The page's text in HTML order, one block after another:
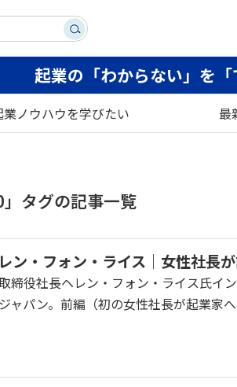
起業の「わからない」を
業ノウハウを学びたい 最
タグの記事一覧
・フォン・ライス｜女性社長
締役社長ヘレン・フォン・ライス氏
ャパン。前編（初の女性社長が起業家